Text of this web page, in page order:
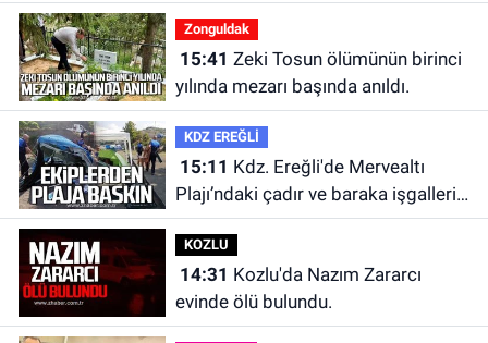
Zonguldak
15:41
yılında mezarı başında anıldı.
KDZ EREĞLİ
15:11
Plajı’ndaki çadır ve baraka işgalleri
kaldırıldı.
KOZLU
14:31
evinde ölü bulundu.